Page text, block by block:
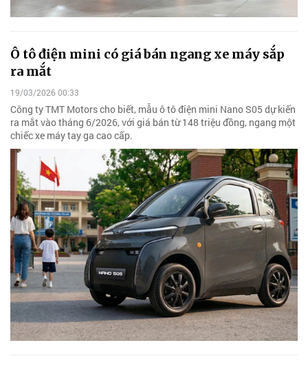
Ô tô điện mini có giá bán ngang xe máy sắp
ra mắt
19/03/2026 00:33
Công ty TMT Motors cho biết, mẫu ô tô điện mini Nano S05 dự kiến
ra mắt vào tháng 6/2026, với giá bán từ 148 triệu đồng, ngang một
chiếc xe máy tay ga cao cấp.